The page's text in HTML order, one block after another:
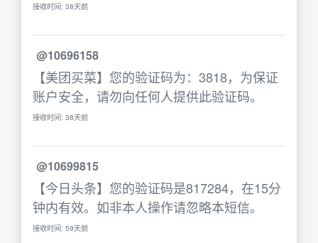
接收时间: 38天前
@10696158
【美团买菜】您的验证码为：3818，为保证
账户安全，请勿向任何人提供此验证码。
接收时间: 38天前
@10699815
【今日头条】您的验证码是817284，在15分
钟内有效。如非本人操作请忽略本短信。
接收时间: 59天前